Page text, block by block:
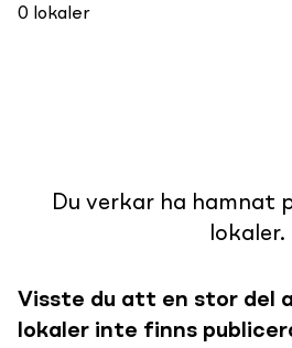
0 lokaler
Du verkar ha hamnat
lokaler.
Visste du att en stor del
lokaler inte finns